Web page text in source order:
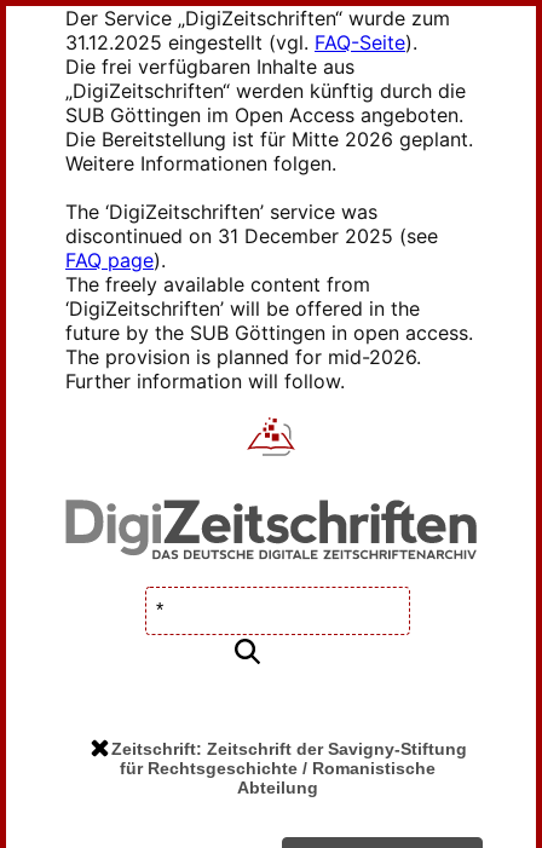
Der Service „DigiZeitschriften“ wurde zum
31.12.2025 eingestellt (vgl. FAQ-Seite).
Die frei verfügbaren Inhalte aus
„DigiZeitschriften“ werden künftig durch die
SUB Göttingen im Open Access angeboten.
Die Bereitstellung ist für Mitte 2026 geplant.
Weitere Informationen folgen.
The ‘DigiZeitschriften’ service was
discontinued on 31 December 2025 (see
FAQ page).
The freely available content from
‘DigiZeitschriften’ will be offered in the
future by the SUB Göttingen in open access.
The provision is planned for mid-2026.
Further information will follow.
Zeitschrift: Zeitschrift der Savigny-Stiftung
für Rechtsgeschichte / Romanistische
Abteilung